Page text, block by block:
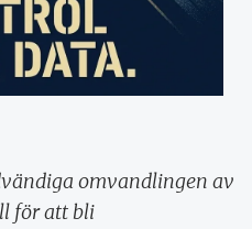
omvandlingen av
för att bli